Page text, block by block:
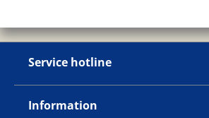
Service hotline
Information